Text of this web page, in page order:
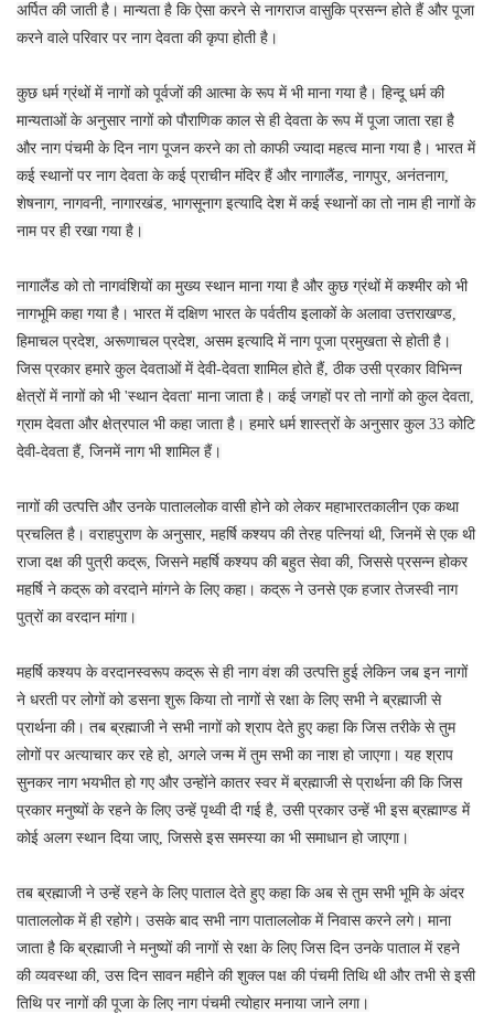
अर्पित की जाती है। मान्यता है कि ऐसा करने से नागराज वासुकि प्रसन्न होते हैं और पूजा
करने वाले परिवार पर नाग देवता की कृपा होती है।
कुछ धर्म ग्रंथों में नागों को पूर्वजों की आत्मा के रूप में भी माना गया है। हिन्दू धर्म की
मान्यताओं के अनुसार नागों को पौराणिक काल से ही देवता के रूप में पूजा जाता रहा है
और नाग पंचमी के दिन नाग पूजन करने का तो काफी ज्यादा महत्व माना गया है। भारत में
कई स्थानों पर नाग देवता के कई प्राचीन मंदिर हैं और नागालैंड, नागपुर, अनंतनाग,
शेषनाग, नागवनी, नागारखंड, भागसूनाग इत्यादि देश में कई स्थानों का तो नाम ही नागों के
नाम पर ही रखा गया है।
नागालैंड को तो नागवंशियों का मुख्य स्थान माना गया है और कुछ ग्रंथों में कश्मीर को भी
नागभूमि कहा गया है। भारत में दक्षिण भारत के पर्वतीय इलाकों के अलावा उत्तराखण्ड,
हिमाचल प्रदेश, अरूणाचल प्रदेश, असम इत्यादि में नाग पूजा प्रमुखता से होती है।
जिस प्रकार हमारे कुल देवताओं में देवी-देवता शामिल होते हैं, ठीक उसी प्रकार विभिन्न
क्षेत्रों में नागों को भी 'स्थान देवता' माना जाता है। कई जगहों पर तो नागों को कुल देवता,
ग्राम देवता और क्षेत्रपाल भी कहा जाता है। हमारे धर्म शास्त्रों के अनुसार कुल 33 कोटि
देवी-देवता हैं, जिनमें नाग भी शामिल हैं।
नागों की उत्पत्ति और उनके पाताललोक वासी होने को लेकर महाभारतकालीन एक कथा
प्रचलित है। वराहपुराण के अनुसार, महर्षि कश्यप की तेरह पत्नियां थी, जिनमें से एक थी
राजा दक्ष की पुत्री कद्रू, जिसने महर्षि कश्यप की बहुत सेवा की, जिससे प्रसन्न होकर
महर्षि ने कद्रू को वरदाने मांगने के लिए कहा। कद्रू ने उनसे एक हजार तेजस्वी नाग
पुत्रों का वरदान मांगा।
महर्षि कश्यप के वरदानस्वरूप कद्रू से ही नाग वंश की उत्पत्ति हुई लेकिन जब इन नागों
ने धरती पर लोगों को डसना शुरू किया तो नागों से रक्षा के लिए सभी ने ब्रह्माजी से
प्रार्थना की। तब ब्रह्माजी ने सभी नागों को श्राप देते हुए कहा कि जिस तरीके से तुम
लोगों पर अत्याचार कर रहे हो, अगले जन्म में तुम सभी का नाश हो जाएगा। यह श्राप
सुनकर नाग भयभीत हो गए और उन्होंने कातर स्वर में ब्रह्माजी से प्रार्थना की कि जिस
प्रकार मनुष्यों के रहने के लिए उन्हें पृथ्वी दी गई है, उसी प्रकार उन्हें भी इस ब्रह्माण्ड में
कोई अलग स्थान दिया जाए, जिससे इस समस्या का भी समाधान हो जाएगा।
तब ब्रह्माजी ने उन्हें रहने के लिए पाताल देते हुए कहा कि अब से तुम सभी भूमि के अंदर
पाताललोक में ही रहोगे। उसके बाद सभी नाग पाताललोक में निवास करने लगे। माना
जाता है कि ब्रह्माजी ने मनुष्यों की नागों से रक्षा के लिए जिस दिन उनके पाताल में रहने
की व्यवस्था की, उस दिन सावन महीने की शुक्ल पक्ष की पंचमी तिथि थी और तभी से इसी
तिथि पर नागों की पूजा के लिए नाग पंचमी त्योहार मनाया जाने लगा।